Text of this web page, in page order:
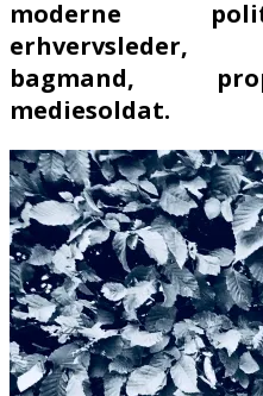
moderne
erhvervsleder,
bagmand,
mediesoldat.